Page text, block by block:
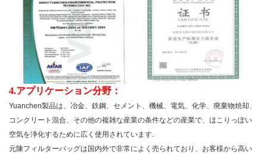
4.アプリケーション分野：
Yuanchen製品は、冶金、鉄鋼、セメント、機械、電気、化学、廃棄物焼却、
コンクリート混合、その他の複雑な産業の条件などの産業で、ほこりっぽい
空気を浄化するために広く使用されています.
元陳フィルターバッグは国内外で非常によく売られており、お客様から高い